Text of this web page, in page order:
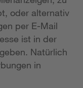
oder alternativ
per E-Mail
ist in der
Natürlich
in